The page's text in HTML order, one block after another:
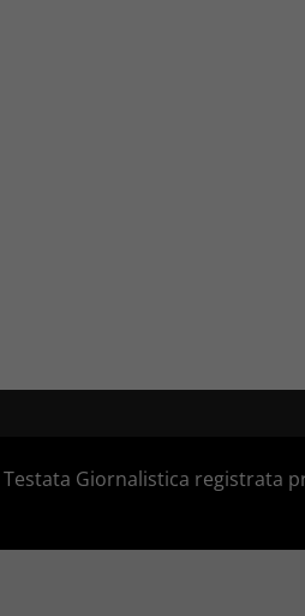
Testata Giornalistica registrata